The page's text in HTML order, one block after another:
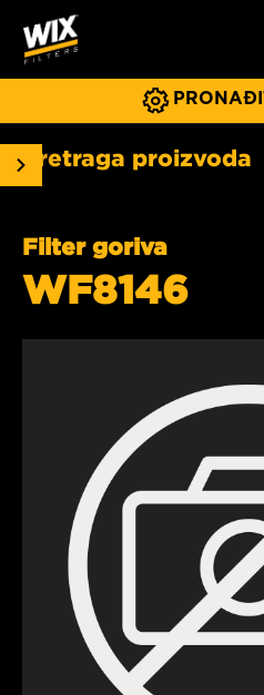
Pretraga proizvoda
Filter goriva
WF8146